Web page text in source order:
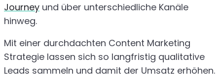
Journey und über unterschiedliche Kanäle
hinweg.
Mit einer durchdachten Content Marketing
Strategie lassen sich so langfristig qualitative
Leads sammeln und damit der Umsatz erhöhen.